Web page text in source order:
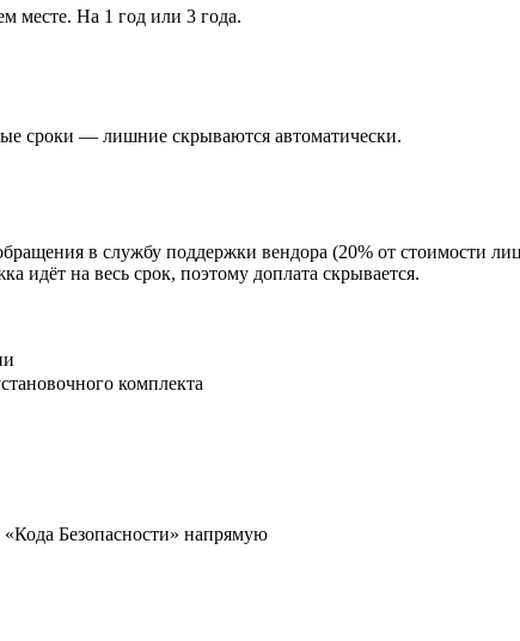
месте. На 1 год или 3 года.
сроки — лишние скрываются автоматически.
в службу поддержки вендора (20% от стоимости
идёт на весь срок, поэтому доплата скрывается.
комплекта
Безопасности» напрямую